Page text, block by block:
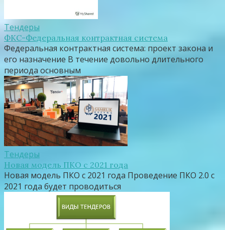
Тендеры
ФКС-Федеральная контрактная система
Федеральная контрактная система: проект закона и
его назначение В течение довольно длительного
периода основным
Тендеры
Новая модель ПКО c 2021 года
Новая модель ПКО c 2021 года Проведение ПКО 2.0 с
2021 года будет проводиться